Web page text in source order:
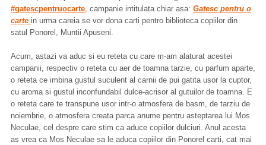
#gatescpentruocarte, campanie intitulata chiar asa: Gatesc pentru o
carte in urma careia se vor dona carti pentro biblioteca copiilor din
satul Ponorel, Muntii Apuseni.
Acum, astazi va aduc si eu reteta cu care m-am alaturat acestei
campanii, respectiv o reteta cu aer de toamna tarzie, cu parfum aparte,
o reteta ce imbina gustul suculent al carnii de pui gatita usor la cuptor,
cu aroma si gustul inconfundabil dulce-acrisor al gutuilor de toamna. E
o reteta care te transpune usor intr-o atmosfera de basm, de tarziu de
noiembrie, o atmosfera creata parca anume pentru asteptarea lui Mos
Neculae, cel despre care stim ca aduce copiilor dulciuri. Anul acesta
as vrea ca Mos Neculae sa le aduca copiilor din Ponorel carti, cat mai